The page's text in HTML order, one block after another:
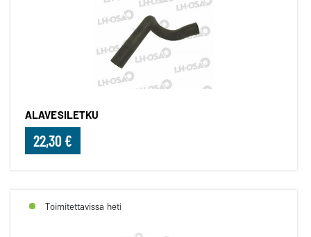
ALAVESILETKU
22,30 €
Toimitettavissa heti